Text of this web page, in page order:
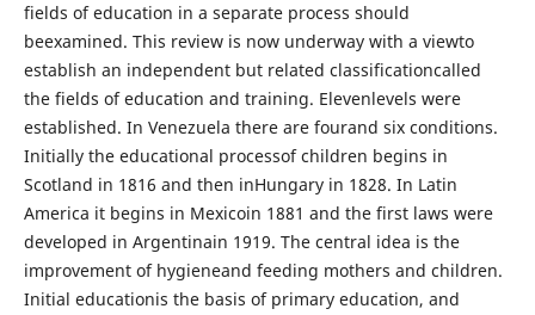
fields of education in a separate process should
beexamined. This review is now underway with a viewto
establish an independent but related classificationcalled
the fields of education and training. Elevenlevels were
established. In Venezuela there are fourand six conditions.
Initially the educational processof children begins in
Scotland in 1816 and then inHungary in 1828. In Latin
America it begins in Mexicoin 1881 and the first laws were
developed in Argentinain 1919. The central idea is the
improvement of hygieneand feeding mothers and children.
Initial educationis the basis of primary education, and